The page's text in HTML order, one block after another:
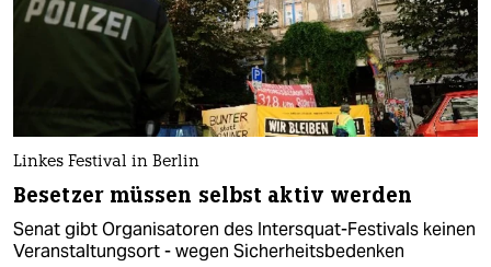
Linkes Festival in Berlin
Besetzer müssen selbst aktiv werden
Senat gibt Organisatoren des Intersquat-Festivals keinen
Veranstaltungsort - wegen Sicherheitsbedenken